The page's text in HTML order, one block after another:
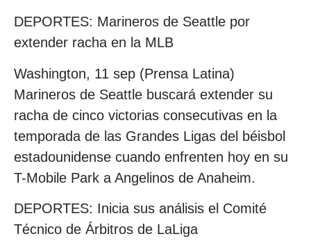
DEPORTES: Marineros de Seattle por
extender racha en la MLB
Washington, 11 sep (Prensa Latina)
Marineros de Seattle buscará extender su
racha de cinco victorias consecutivas en la
temporada de las Grandes Ligas del béisbol
estadounidense cuando enfrenten hoy en su
T-Mobile Park a Angelinos de Anaheim.
DEPORTES: Inicia sus análisis el Comité
Técnico de Árbitros de LaLiga